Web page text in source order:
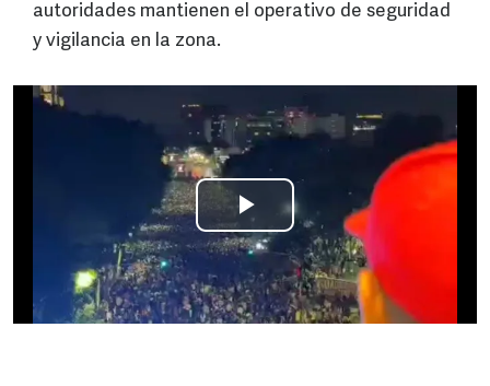
autoridades mantienen el operativo de seguridad
y vigilancia en la zona.